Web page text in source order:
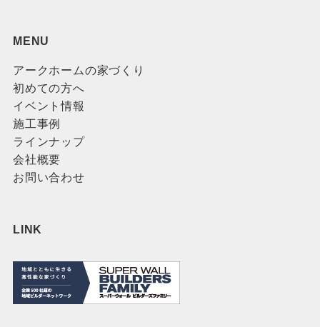
MENU
アークホームの家づくり
初めての方へ
イベント情報
施工事例
ラインナップ
会社概要
お問い合わせ
LINK